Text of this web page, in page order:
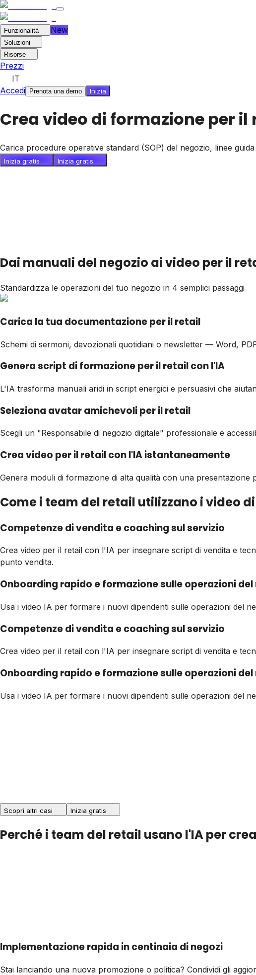
Funzionalità New
Soluzioni
Risorse
Prezzi
IT
Accedi
Prenota una demo Inizia
Crea video di formazione per il
Carica procedure operative standard (SOP) del negozio, linee
Inizia gratis Inizia gratis
Dai manuali del negozio ai video per il
Standardizza le operazioni del tuo negozio in 4 semplici passaggi
Carica la tua documentazione per il retail
Schemi di sermoni, devozionali quotidiani o newsletter — Word,
Genera script di formazione per il retail con l'IA
L'IA trasforma manuali aridi in script energici e persuasivi che
Seleziona avatar amichevoli per il retail
Scegli un "Responsabile di negozio digitale" professionale e
Crea video per il retail con l'IA istantaneamente
Genera moduli di formazione di alta qualità con una
Come i team del retail utilizzano i video
Competenze di vendita e coaching sul servizio
Crea video per il retail con l'IA per insegnare script di vendita e
punto vendita.
Onboarding rapido e formazione sulle operazioni del
Usa i video IA per formare i nuovi dipendenti sulle operazioni del
Competenze di vendita e coaching sul servizio
Crea video per il retail con l'IA per insegnare script di vendita e
Onboarding rapido e formazione sulle operazioni del
Usa i video IA per formare i nuovi dipendenti sulle operazioni del
Scopri altri casi Inizia gratis
Perché i team del retail usano l'IA per
Implementazione rapida in centinaia di negozi
Stai lanciando una nuova promozione o politica? Condividi gli